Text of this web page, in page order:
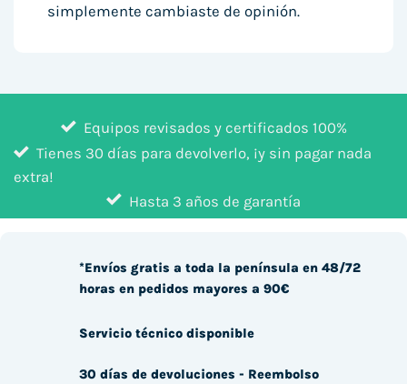
simplemente cambiaste de opinión.
Equipos revisados y certificados 100%
Tienes 30 días para devolverlo, ¡y sin pagar nada
extra!
Hasta 3 años de garantía
*Envíos gratis a toda la península en 48/72
horas en pedidos mayores a 90€
Servicio técnico disponible
30 días de devoluciones - Reembolso